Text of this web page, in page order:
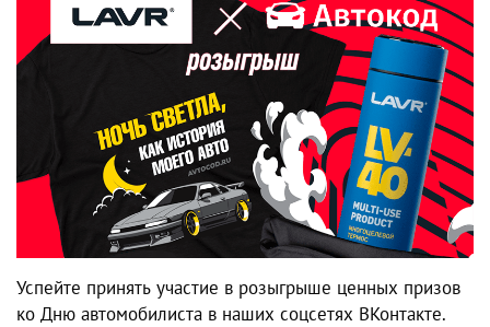
Успейте принять участие в розыгрыше ценных призов
ко Дню автомобилиста в наших соцсетях ВКонтакте.